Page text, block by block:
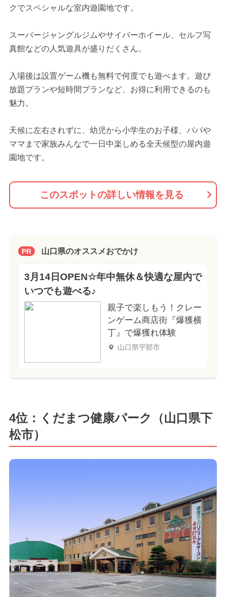
クでスペシャルな室内遊園地です。
スーパージャングルジムやサイバーホイール、セルフ写
真館などの人気遊具が盛りだくさん。
入場後は設置ゲーム機も無料で何度でも遊べます。遊び
放題プランや短時間プランなど、お得に利用できるのも
魅力。
天候に左右されずに、幼児から小学生のお子様、パパや
ママまで家族みんなで一日中楽しめる全天候型の屋内遊
園地です。
このスポットの詳しい情報を見る
PR 山口県のオススメおでかけ
3月14日OPEN☆年中無休＆快適な屋内で
いつでも遊べる♪
親子で楽しもう！クレー
ンゲーム商店街『爆獲横
丁』で爆獲れ体験
山口県宇部市
4位：くだまつ健康パーク（山口県下
松市）